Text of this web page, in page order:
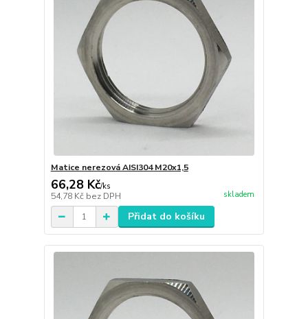
Matice nerezová AISI304 M20x1,5
66,28 Kč/ks
54,78 Kč bez DPH skladem
Přidat do košíku